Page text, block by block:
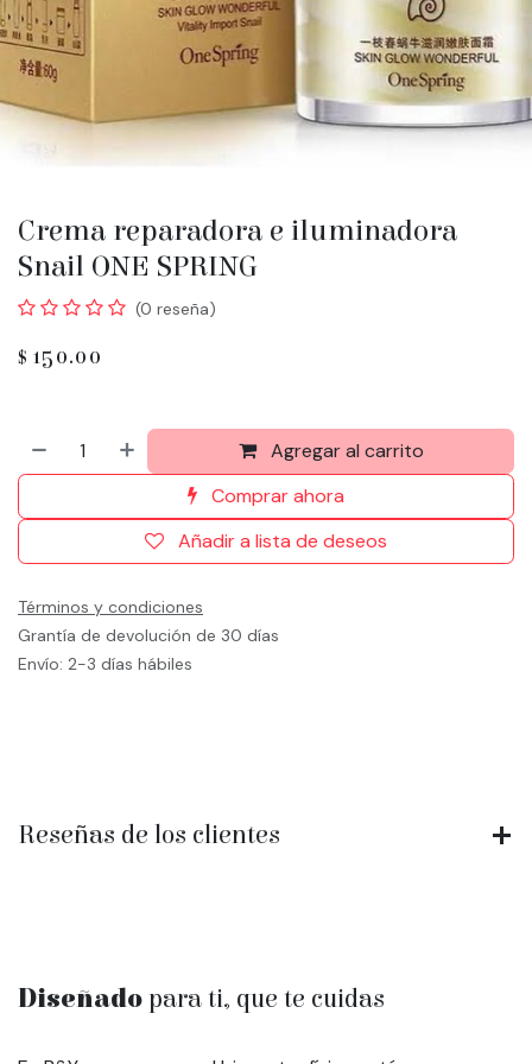
Crema reparadora e iluminadora
Snail ONE SPRING
(0 reseña)
$ 150.00
Agregar al carrito
Comprar ahora
Añadir a lista de deseos
Términos y condiciones
Grantía de devolución de 30 días
Envío: 2-3 días hábiles
Reseñas de los clientes
Diseñado para ti, que te cuidas